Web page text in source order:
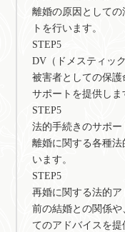
離婚の原因として
トを行います。
STEP5
DV（ドメスティッ
被害者としての保
サポートを提供しま
STEP5
法的手続きのサポー
離婚に関する各種
います。
STEP5
再婚に関する法的ア
前の結婚との関係
てのアドバイスを提